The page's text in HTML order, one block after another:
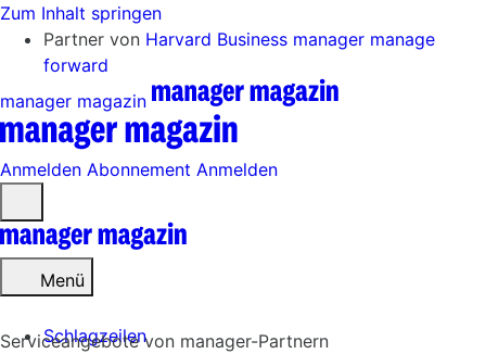
Zum Inhalt springen
Partner von Harvard Business manager manage
forward
manager magazin
Anmelden Abonnement Anmelden
öffnen
Menü
Schlagzeilen
Serviceangebote von manager-Partnern